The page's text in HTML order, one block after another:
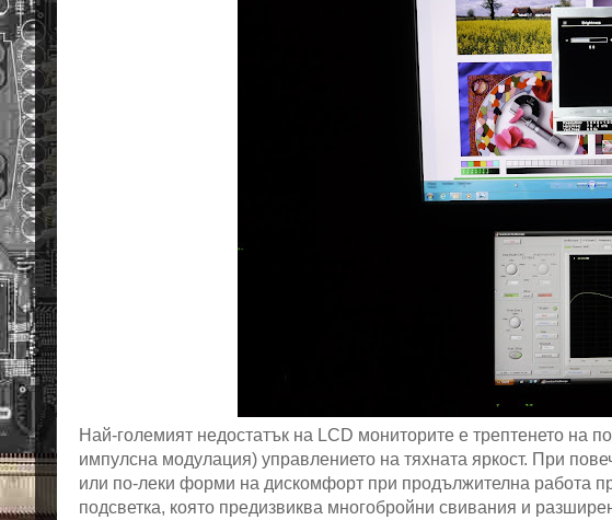
Най-големият недостатък на LCD мониторите е трептенето на
импулсна модулация) управлението на тяхната яркост. При
или по-леки форми на дискомфорт при продължителна работа
подсветка, която предизвиква многобройни свивания и